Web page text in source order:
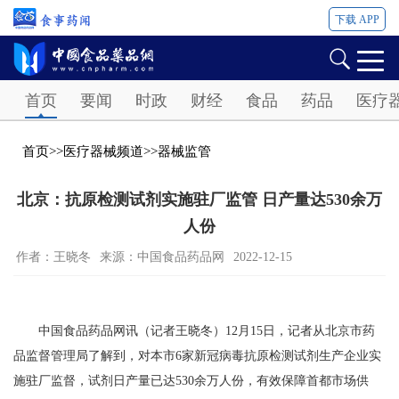
下载 APP
首页 要闻 时政 财经 食品 药品 医疗
首页>>医疗器械频道>>器械监管
北京：抗原检测试剂实施驻厂监管 日产量达530余万
人份
作者：王晓冬 来源：中国食品药品网 2022-12-15
中国食品药品网讯（记者王晓冬）12月15日，记者从北京市药
品监督管理局了解到，对本市6家新冠病毒抗原检测试剂生产企业实
施驻厂监督，试剂日产量已达530余万人份，有效保障首都市场供